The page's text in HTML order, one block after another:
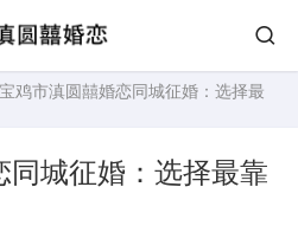
鸡市滇圆囍婚恋同城征婚：选择最
同城征婚：选择最靠